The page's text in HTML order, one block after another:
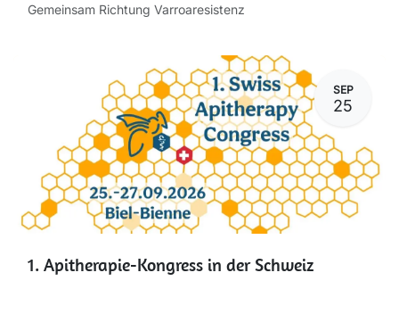
Gemeinsam Richtung Varroaresistenz
SEP
25
1. Apitherapie-Kongress in der Schweiz